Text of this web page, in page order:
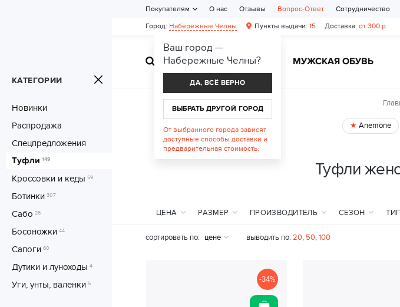
ЖЕНСКАЯ ОБУВЬ МУЖСКАЯ ОБУВЬ
Город: Набережные Челны Пункты выдачи: 15 Доставка: от 300 р.
Покупателям О нас Отзывы Вопрос-Ответ Сотрудничество
КАТЕГОРИИ
Новинки
Распродажа
Спецпредложения
Туфли 149
Кроссовки и кеды 59
Ботинки 307
Сабо 26
Босоножки 44
Сапоги 60
Дутики и луноходы 4
Уги, унты, валенки 5
Anemone
Туфли
ЦЕНА РАЗМЕР ПРОИЗВОДИТЕЛЬ СЕЗОН
сортировать по: цене выводить по: 20, 50,100
-34%
Ваш город —
Набережные Челны?
ДА, ВСЁ ВЕРНО
ВЫБРАТЬ ДРУГОЙ ГОРОД
От выбранного города зависят
доступные способы доставки и
предварительная стоимость.